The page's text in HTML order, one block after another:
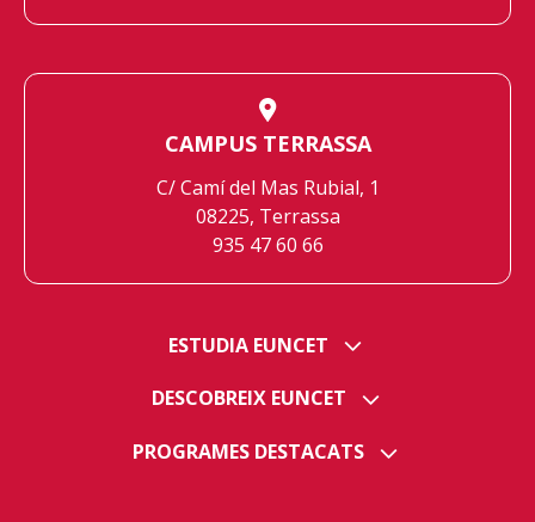
ESTUDIA EUNCET
DESCOBREIX EUNCET
PROGRAMES DESTACATS
CAMPUS TERRASSA
C/ Camí del Mas Rubial, 1
08225, Terrassa
935 47 60 66